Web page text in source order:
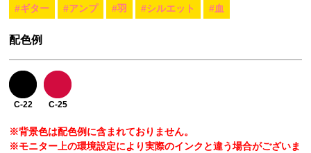
#ギター #アンプ #羽 #シルエット #血
配色例
C-22 C-25
※背景色は配色例に含まれておりません。
※モニター上の環境設定により実際のインクと違う場合がございま